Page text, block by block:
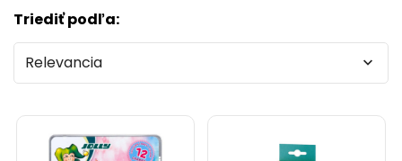
Triediť podľa:
Relevancia 